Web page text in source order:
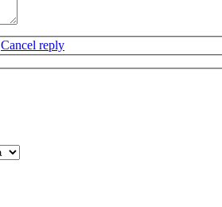
Cancel reply